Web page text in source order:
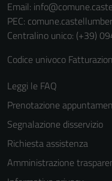
Email:
PEC:
Centralino unico: (+39)
Codice univoco
Leggi le FAQ
Prenotazione
Segnalazione disservizio
Richiesta assistenza
Amministrazione